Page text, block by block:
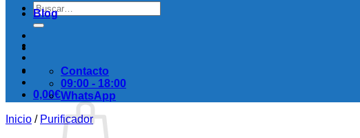
Buscar
por:
0,00€
Blog
Contacto
09:00 - 18:00
WhatsApp
Inicio / Purificador